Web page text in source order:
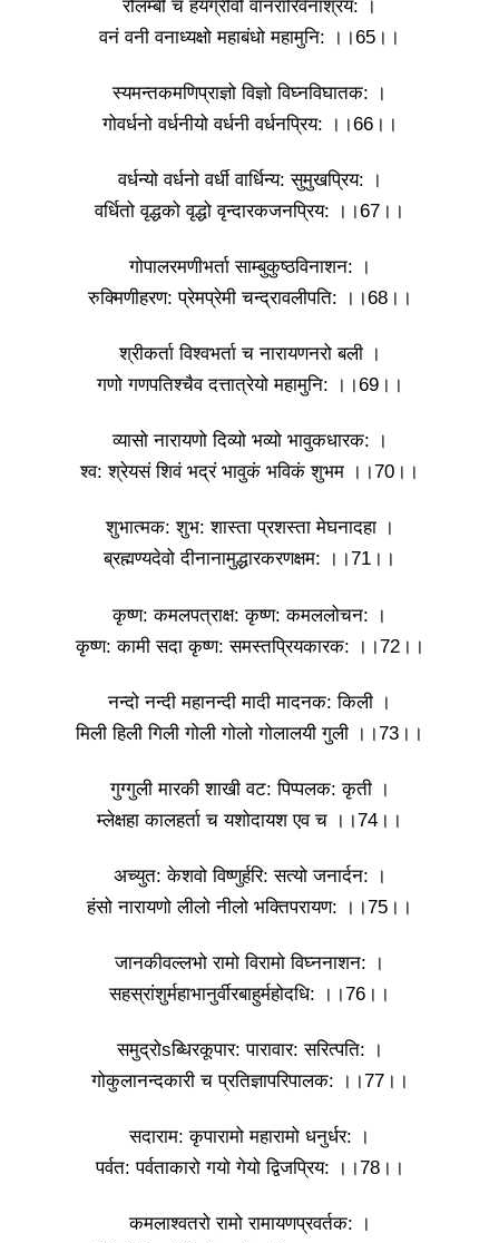
रोलम्बी च हयग्रीवो वानरारिर्वनाश्रय: ।
वनं वनी वनाध्यक्षो महाबंधो महामुनि: ।।65।।
स्यमन्तकमणिप्राज्ञो विज्ञो विघ्नविघातक: ।
गोवर्धनो वर्धनीयो वर्धनी वर्धनप्रिय: ।।66।।
वर्धन्यो वर्धनो वर्धी वार्धिन्य: सुमुखप्रिय: ।
वर्धितो वृद्धको वृद्धो वृन्दारकजनप्रिय: ।।67।।
गोपालरमणीभर्ता साम्बुकुष्ठविनाशन: ।
रुक्मिणीहरण: प्रेमप्रेमी चन्द्रावलीपति: ।।68।।
श्रीकर्ता विश्वभर्ता च नारायणनरो बली ।
गणो गणपतिश्चैव दत्तात्रेयो महामुनि: ।।69।।
व्यासो नारायणो दिव्यो भव्यो भावुकधारक: ।
श्व: श्रेयसं शिवं भद्रं भावुकं भविकं शुभम ।।70।।
शुभात्मक: शुभ: शास्ता प्रशस्ता मेघनादहा ।
ब्रह्मण्यदेवो दीनानामुद्धारकरणक्षम: ।।71।।
कृष्ण: कमलपत्राक्ष: कृष्ण: कमललोचन: ।
कृष्ण: कामी सदा कृष्ण: समस्तप्रियकारक: ।।72।।
नन्दो नन्दी महानन्दी मादी मादनक: किली ।
मिली हिली गिली गोली गोलो गोलालयी गुली ।।73।।
गुग्गुली मारकी शाखी वट: पिप्पलक: कृती ।
म्लेक्षहा कालहर्ता च यशोदायश एव च ।।74।।
अच्युत: केशवो विष्णुर्हरि: सत्यो जनार्दन: ।
हंसो नारायणो लीलो नीलो भक्तिपरायण: ।।75।।
जानकीवल्लभो रामो विरामो विघ्ननाशन: ।
सहस्रांशुर्महाभानुर्वीरबाहुर्महोदधि: ।।76।।
समुद्रोsब्धिरकूपार: पारावार: सरित्पति: ।
गोकुलानन्दकारी च प्रतिज्ञापरिपालक: ।।77।।
सदाराम: कृपारामो महारामो धनुर्धर: ।
पर्वत: पर्वताकारो गयो गेयो द्विजप्रिय: ।।78।।
कमलाश्वतरो रामो रामायणप्रवर्तक: ।